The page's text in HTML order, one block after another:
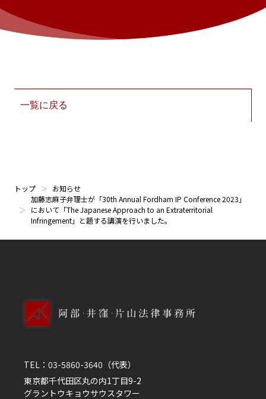
一覧に戻る
トップ
お知らせ
加藤志麻子弁理士が「30th Annual Fordham IP Conference 2023」
において「The Japanese Approach to an Extraterritorial
Infringement」と題する講演を行いました。
TEL： 03-5860-3640 （代表）
東京都千代田区丸の内1丁目9-2
グラントウキョウサウスタワー